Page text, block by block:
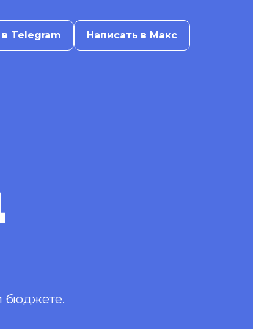
Telegram Написать в Макс
бюджете.